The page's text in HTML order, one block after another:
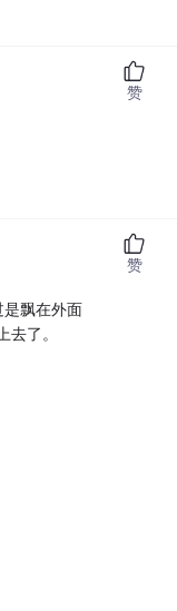
赞
是飘在外面
去了。
赞